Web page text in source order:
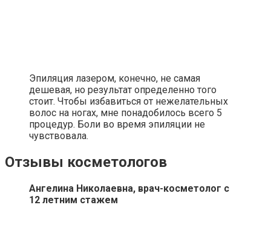
Эпиляция лазером, конечно, не самая
дешевая, но результат определенно того
стоит. Чтобы избавиться от нежелательных
волос на ногах, мне понадобилось всего 5
процедур. Боли во время эпиляции не
чувствовала.
Отзывы косметологов
Ангелина Николаевна, врач-косметолог с
12 летним стажем